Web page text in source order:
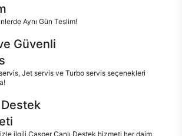
Aynı Gün Teslim!
Güvenli
Jet servis ve Turbo servis seçenekleri
Destek
ilgili Casper Canlı Destek hizmeti her daim